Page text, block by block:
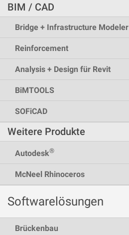
BIM / CAD
Bridge + Infrastructure Modeler
Reinforcement
Analysis + Design für Revit
BiMTOOLS
SOFiCAD
Weitere Produkte
Autodesk®
McNeel Rhinoceros
Softwarelösungen
Brückenbau